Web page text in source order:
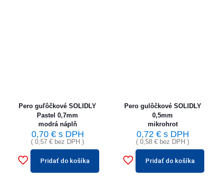
Pero guľôčkové SOLIDLY
Pastel 0,7mm
modrá náplň
0,70 €s DPH
( 0,57 € bez DPH )
Pridať do košíka
Pero gulôčkové SOLIDLY
0,5mm
mikrohrot
0,72 €s DPH
( 0,58 € bez DPH )
Pridať do košíka